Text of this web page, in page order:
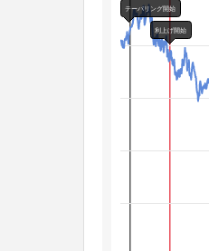
Line chart with 3
The chart has 1
The chart has 4
Chart
テーパリング開始
テーパリング開始
利上げ開始